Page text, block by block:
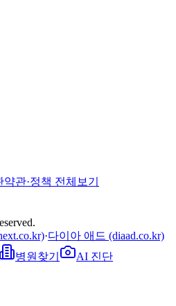
약관·정책 전체보기
·다이아 애드 (diaad.co.kr)
병원찾기 AI 진단